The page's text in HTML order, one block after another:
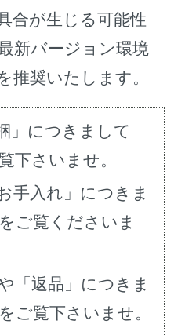
合が生じる可能性
新バージョン環境
推奨いたします。
」につきまして
下さいませ。
手入れ」につきま
をご覧くださいま
「返品」につきま
をご覧下さいませ。